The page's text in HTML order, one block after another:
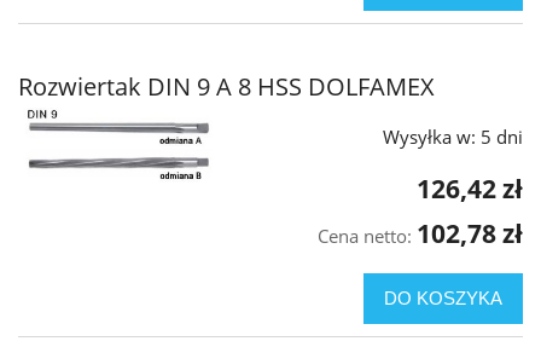
Rozwiertak DIN 9 A 8 HSS DOLFAMEX
Wysyłka w: 5 dni
126,42 zł
Cena netto: 102,78 zł
DO KOSZYKA